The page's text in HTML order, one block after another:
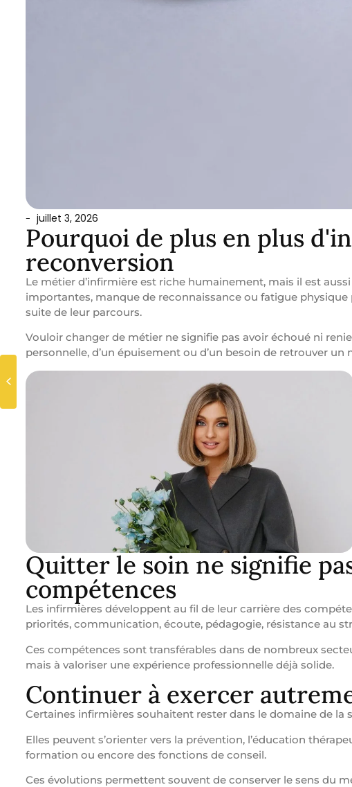
- juillet 3, 2026
Pourquoi de plus en plus
reconversion
Le métier d’infirmière est riche humainement, mais il est
importantes, manque de reconnaissance ou fatigue
suite de leur parcours.
Vouloir changer de métier ne signifie pas avoir échoué ni
personnelle, d’un épuisement ou d’un besoin de retrouver un
Quitter le soin ne signifie
compétences
Les infirmières développent au fil de leur carrière des
priorités, communication, écoute, pédagogie, résistance au
Ces compétences sont transférables dans de nombreux
mais à valoriser une expérience professionnelle déjà solide.
Continuer à exercer
Certaines infirmières souhaitent rester dans le domaine de
Elles peuvent s’orienter vers la prévention, l’éducation
formation ou encore des fonctions de conseil.
Ces évolutions permettent souvent de conserver le sens du